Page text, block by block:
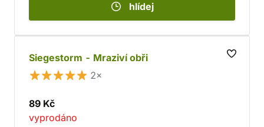
hlídej
Siegestorm - Mraziví obři
2×
89 Kč
vyprodáno